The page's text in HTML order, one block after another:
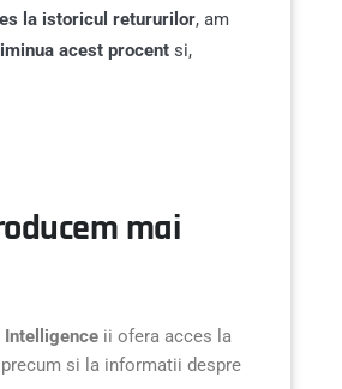
la istoricul retururilor, am
acest procent si,
mai
Intelligence ii ofera acces la
precum si la informatii despre